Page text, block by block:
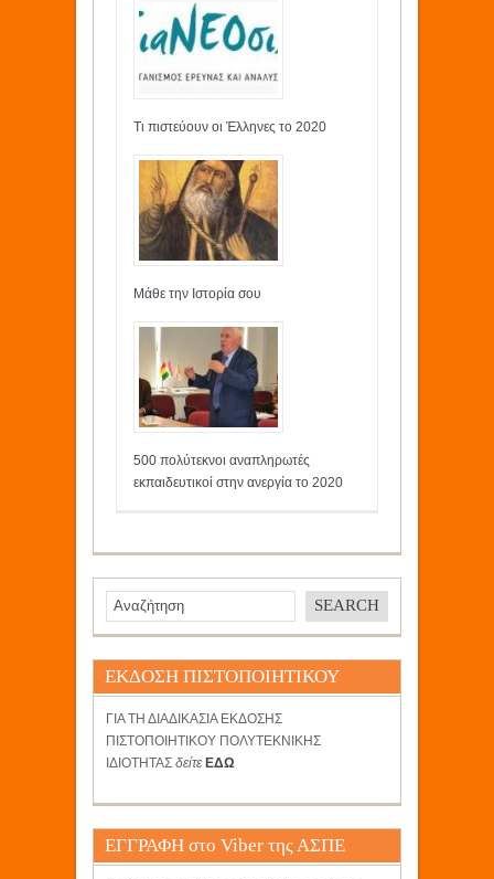
Τι πιστεύουν οι Έλληνες το 2020
Μάθε την Ιστορία σου
500 πολύτεκνοι αναπληρωτές
εκπαιδευτικοί στην ανεργία το 2020
ΕΚΔΟΣΗ ΠΙΣΤΟΠΟΙΗΤΙΚΟΥ
ΓΙΑ ΤΗ ΔΙΑΔΙΚΑΣΙΑ ΕΚΔΟΣΗΣ
ΠΙΣΤΟΠΟΙΗΤΙΚΟΥ ΠΟΛΥΤΕΚΝΙΚΗΣ
ΙΔΙΟΤΗΤΑΣ δείτε ΕΔΩ
ΕΓΓΡΑΦΗ στο Viber της ΑΣΠΕ